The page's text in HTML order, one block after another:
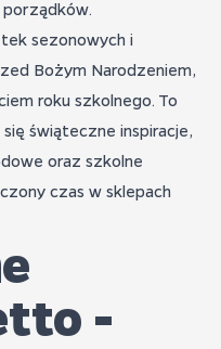
sezonowych i
Bożym Narodzeniem,
roku szkolnego. To
świąteczne inspiracje,
oraz szkolne
czas w sklepach
-